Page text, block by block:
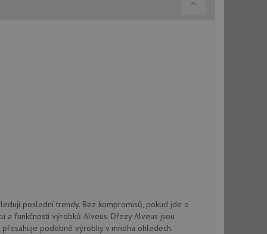
poslední trendy. Bez kompromisů, pokud jde o
a funkčnosti výrobků Alveus. Dřezy Alveus jsou
podobné výrobky v mnoha ohledech.
- což je
požadavku
a
Zaznamenává
ochrany
že jejich